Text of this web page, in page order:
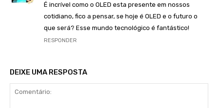
É incrível como o OLED esta presente em nossos
cotidiano, fico a pensar, se hoje é OLED e o futuro o
que será? Esse mundo tecnológico é fantástico!
RESPONDER
DEIXE UMA RESPOSTA